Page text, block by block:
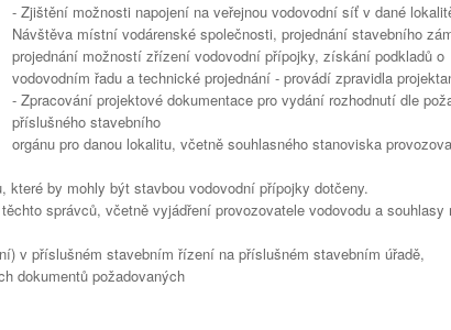
- Zjištění možnosti napojení na veřejnou vodovodní síť v dané
Návštěva místní vodárenské společnosti, projednání stavebního
projednání možností zřízení vodovodní přípojky, získání podkladů o
vodovodním řadu a technické projednání - provádí zpravidla
- Zpracování projektové dokumentace pro vydání rozhodnutí dle
příslušného stavebního
orgánu pro danou lokalitu, včetně souhlasného stanoviska
by mohly být stavbou vodovodní přípojky dotčeny.
správců, včetně vyjádření provozovatele vodovodu a souhlasy
v příslušném stavebním řízení na příslušném stavebním úřadě,
dokumentů požadovaných